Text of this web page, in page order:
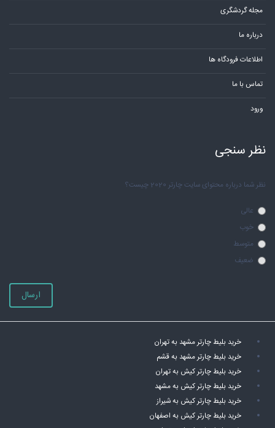
مجله گردشگری
درباره ما
اطلاعات فرودگاه ها
تماس با ما
ورود
نظر سنجی
نظر شما درباره محتوای سایت چارتر 2020 چیست؟
عالی
خوب
متوسط
ضعیف
ارسال
خرید بلیط چارتر مشهد به تهران
خرید بلیط چارتر مشهد به قشم
خرید بلیط چارتر کیش به تهران
خرید بلیط چارتر کیش به مشهد
خرید بلیط چارتر کیش به شیراز
خرید بلیط چارتر کیش به اصفهان